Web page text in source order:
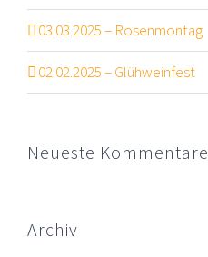
03.03.2025 – Rosenmontag
02.02.2025 – Glühweinfest
Neueste Kommentare
Archiv